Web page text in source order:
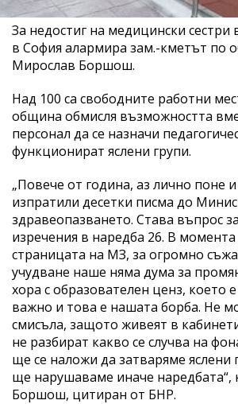
За недостиг на медицински сестри
в София алармира зам.-кметът по
Мирослав Боршош.
Над 100 са свободните работни
община обмисля възможността
персонал да се назначи
функционират яслени групи.
„Повече от година, аз лично поне
изпратили десетки писма до
здравеопазването. Става въпрос
изречения в наредба 26. В
страницата на МЗ, за огромно
учудване наше няма дума за
хора с образователен ценз, което
важно и това е нашата борба. Не
смисъла, защото живеят в
не разбират какво се случва на
ще се наложи да затваряме яслени
ще нарушаваме иначе наредбата“,
Боршош, цитиран от БНР.